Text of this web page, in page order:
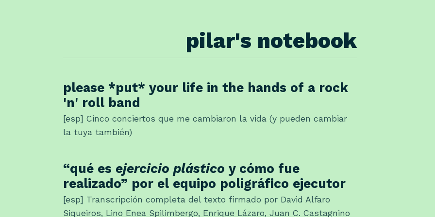
pilar's notebook
please *put* your life in the hands of a rock
'n' roll band
[esp] Cinco conciertos que me cambiaron la vida (y pueden cambiar
la tuya también)
“qué es ejercicio plástico y cómo fue
realizado” por el equipo poligráfico ejecutor
[esp] Transcripción completa del texto firmado por David Alfaro
Siqueiros, Lino Enea Spilimbergo, Enrique Lázaro, Juan C. Castagnino